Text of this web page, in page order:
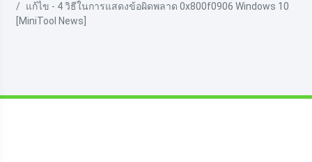
แก้ไข - 4 วิธีในการแสดงข้อผิดพลาด 0x800f0906 Windows 10
[MiniTool News]